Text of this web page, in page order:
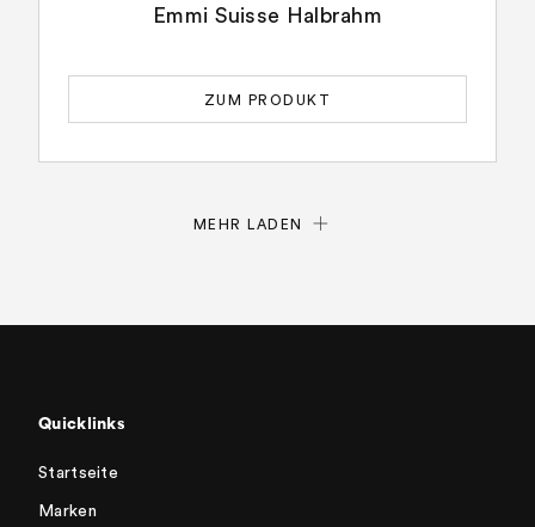
Emmi Suisse Halbrahm
ZUM PRODUKT
MEHR LADEN
Quicklinks
Startseite
Marken